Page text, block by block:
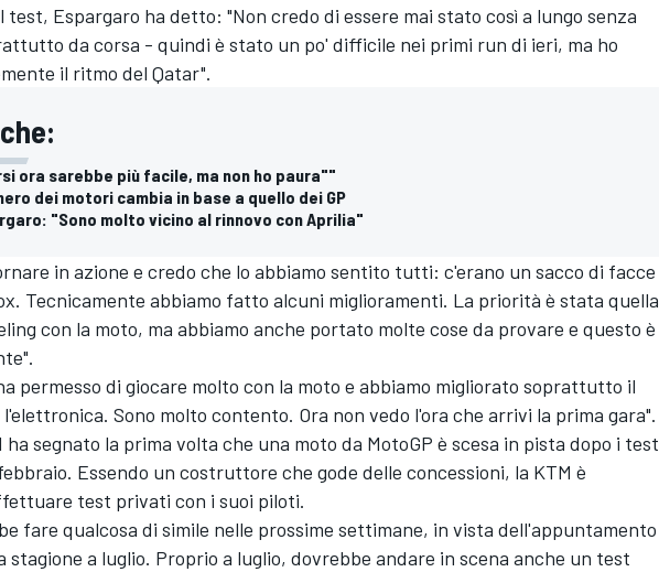
test, Espargaro ha detto: "Non credo di essere mai stato così a lungo senza
da corsa - quindi è stato un po' difficile nei primi run di ieri, ma ho
il ritmo del Qatar".
ora sarebbe più facile, ma non ho paura""
dei motori cambia in base a quello dei GP
"Sono molto vicino al rinnovo con Aprilia"
in azione e credo che lo abbiamo sentito tutti: c'erano un sacco di facce
Tecnicamente abbiamo fatto alcuni miglioramenti. La priorità è stata quella
con la moto, ma abbiamo anche portato molte cose da provare e questo è
permesso di giocare molto con la moto e abbiamo migliorato soprattutto il
Sono molto contento. Ora non vedo l'ora che arrivi la prima gara".
ha segnato la prima volta che una moto da MotoGP è scesa in pista dopo i test
Essendo un costruttore che gode delle concessioni, la KTM è
test privati con i suoi piloti.
fare qualcosa di simile nelle prossime settimane, in vista dell'appuntamento
stagione a luglio. Proprio a luglio, dovrebbe andare in scena anche un test